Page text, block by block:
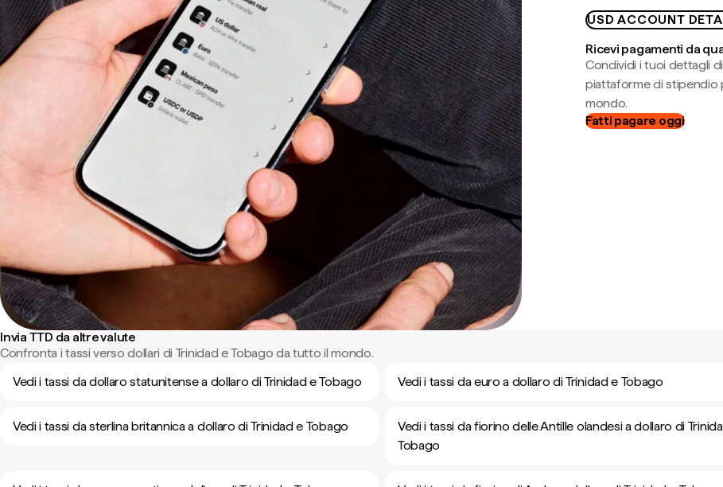
USD ACCOUNT
Ricevi pagamenti da
Condividi i tuoi dettagli
piattaforme di stipendio
mondo.
Fatti pagare oggi
Invia TTD da altre valute
Confronta i tassi verso dollari di Trinidad e Tobago da tutto il mondo.
Vedi i tassi da dollaro statunitense a dollaro di Trinidad e Tobago
Vedi i tassi da euro a dollaro di Trinidad e Tobago
Vedi i tassi da sterlina britannica a dollaro di Trinidad e Tobago
Vedi i tassi da fiorino delle Antille olandesi a dollaro di
Tobago